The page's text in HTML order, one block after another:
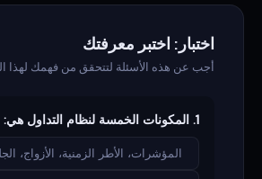
اختبار: اختبر معرفتك
أجب عن هذه الأسئلة لتتحقق من فهمك لهذا
1. المكونات الخمسة لنظام التداول هي:
المؤشرات، الأطر الزمنية، الأزواج،